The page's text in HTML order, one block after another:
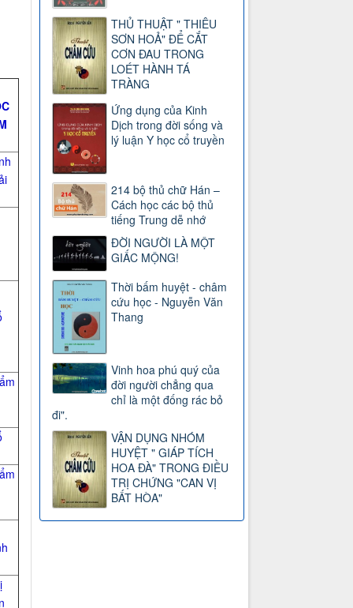
THỦ THUẬT " THIÊU
SƠN HOẢ" ĐỂ CẮT
CƠN ĐAU TRONG
LOÉT HÀNH TÁ
TRÀNG
Ứng dụng của Kinh
Dịch trong đời sống và
lý luận Y học cổ truyền
214 bộ thủ chữ Hán –
Cách học các bộ thủ
tiếng Trung dễ nhớ
ĐỜI NGƯỜI LÀ MỘT
GIẤC MỘNG!
Thời bấm huyệt - châm
cứu học - Nguyễn Văn
Thang
Vinh hoa phú quý của
đời người chẳng qua
chỉ là một đống rác bỏ
đi".
VẬN DỤNG NHÓM
HUYỆT " GIÁP TÍCH
HOA ĐÀ" TRONG ĐIỀU
TRỊ CHỨNG "CAN VỊ
BẤT HÒA"